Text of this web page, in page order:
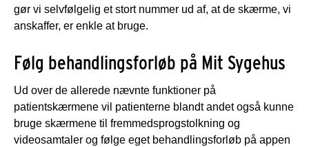
gør vi selvfølgelig et stort nummer ud af, at de skærme, vi
anskaffer, er enkle at bruge.
Følg behandlingsforløb på Mit Sygehus
Ud over de allerede nævnte funktioner på
patientskærmene vil patienterne blandt andet også kunne
bruge skærmene til fremmedsprogstolkning og
videosamtaler og følge eget behandlingsforløb på appen